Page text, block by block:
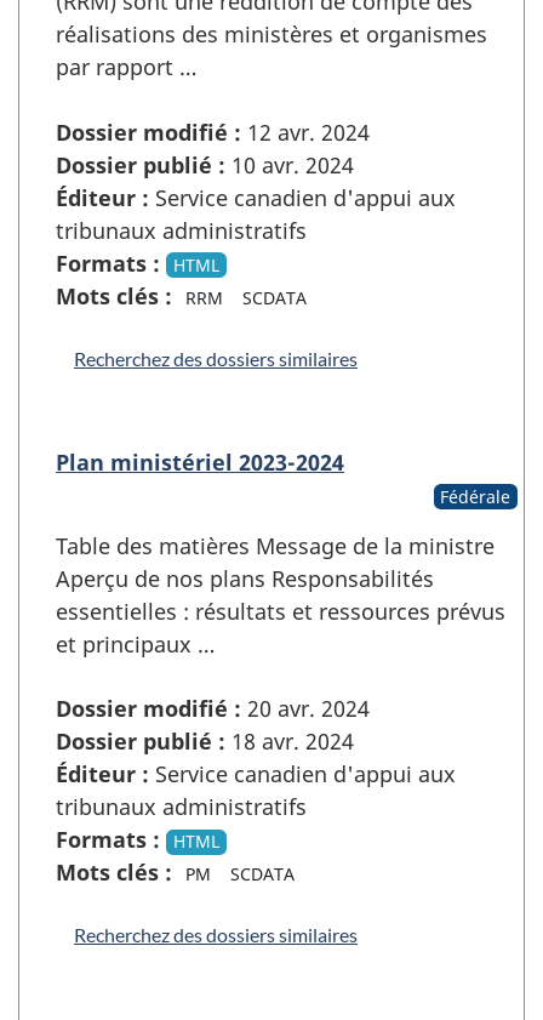
réalisations des ministères et organismes
par rapport …
Dossier modifié : 12 avr. 2024
Dossier publié : 10 avr. 2024
Éditeur : Service canadien d'appui aux
tribunaux administratifs
Formats :
HTML
Mots clés : RRM SCDATA
Recherchez des dossiers similaires
Plan ministériel 2023-2024
Fédérale
Table des matières Message de la ministre
Aperçu de nos plans Responsabilités
essentielles : résultats et ressources prévus
et principaux …
Dossier modifié : 20 avr. 2024
Dossier publié : 18 avr. 2024
Éditeur : Service canadien d'appui aux
tribunaux administratifs
Formats :
HTML
Mots clés : PM SCDATA
Recherchez des dossiers similaires